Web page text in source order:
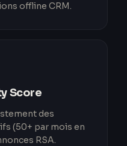
offline CRM.
Score
des
(50+ par mois en
RSA.